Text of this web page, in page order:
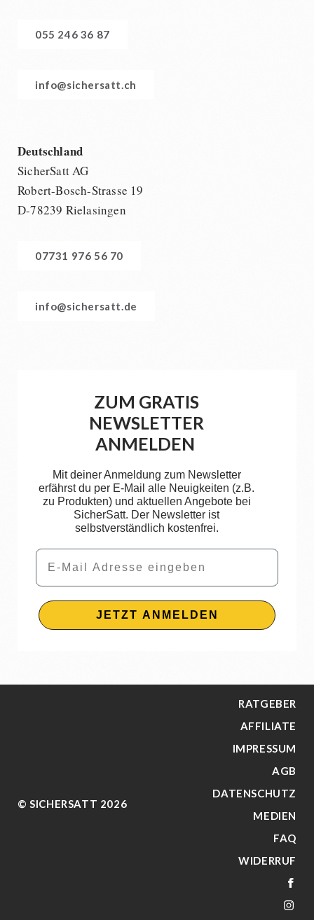
055 246 36 87
info@sichersatt.ch
Deutschland
SicherSatt AG
Robert-Bosch-Strasse 19
D-78239 Rielasingen
07731 976 56 70
info@sichersatt.de
ZUM GRATIS
NEWSLETTER
ANMELDEN
Mit deiner Anmeldung zum Newsletter
erfährst du per E-Mail alle Neuigkeiten (z.B.
zu Produkten) und aktuellen Angebote bei
SicherSatt. Der Newsletter ist
selbstverständlich kostenfrei.
Email
JETZT ANMELDEN
© SICHERSATT 2026
RATGEBER
AFFILIATE
IMPRESSUM
AGB
DATENSCHUTZ
MEDIEN
FAQ
WIDERRUF